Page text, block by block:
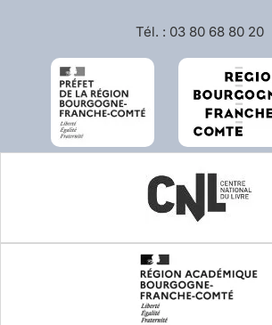
Tél. : 03 80 68 80 20